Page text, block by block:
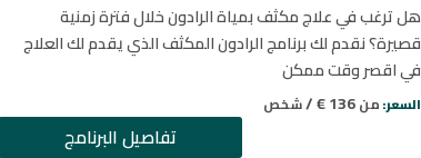
هل ترغب في علاج مكثف بمياة الرادون خلال فترة زمنية
قصيرة؟ نقدم لك برنامج الرادون المكثف الذي يقدم لك العلاج
في اقصر وقت ممكن
السعر: من136 € / شخص
تفاصيل البرنامج